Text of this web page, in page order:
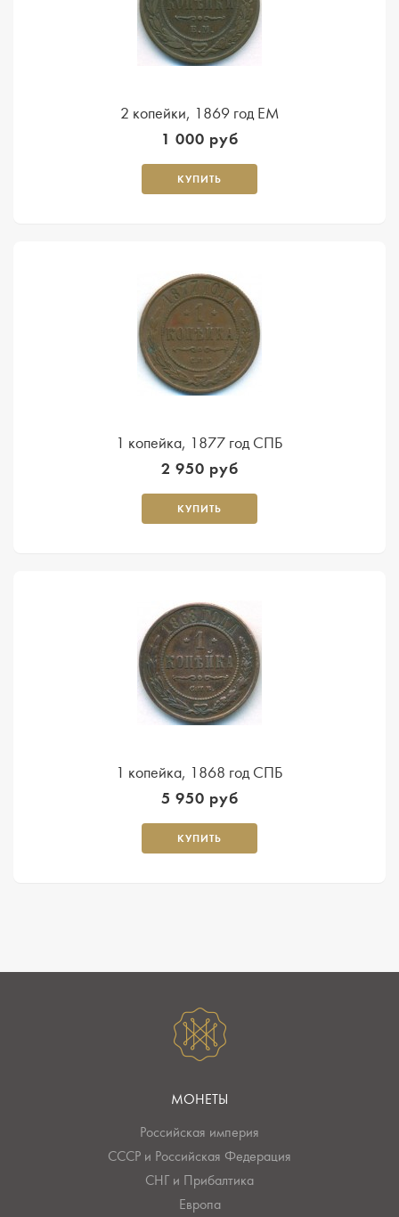
2 копейки, 1869 год ЕМ
1 000 руб
КУПИТЬ
1 копейка, 1877 год СПБ
2 950 руб
КУПИТЬ
1 копейка, 1868 год СПБ
5 950 руб
КУПИТЬ
МОНЕТЫ
Российская империя
СССР и Российская Федерация
СНГ и Прибалтика
Европа